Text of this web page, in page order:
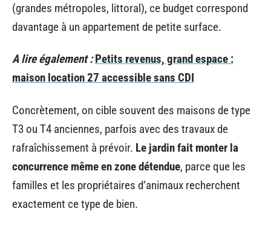
(grandes métropoles, littoral), ce budget correspond
davantage à un appartement de petite surface.
A lire également : Petits revenus, grand espace :
maison location 27 accessible sans CDI
Concrètement, on cible souvent des maisons de type
T3 ou T4 anciennes, parfois avec des travaux de
rafraîchissement à prévoir. Le jardin fait monter la
concurrence même en zone détendue, parce que les
familles et les propriétaires d’animaux recherchent
exactement ce type de bien.